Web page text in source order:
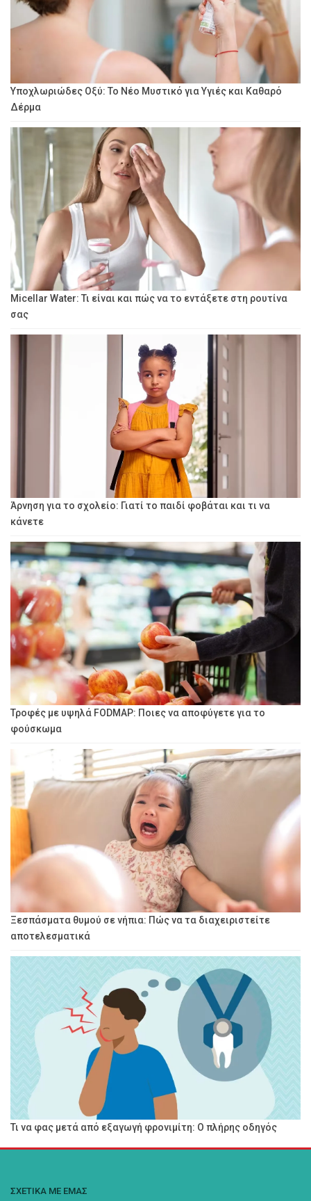
Υποχλωριώδες Οξύ: Το Νέο Μυστικό για Υγιές και Καθαρό
Δέρμα
Micellar Water: Τι είναι και πώς να το εντάξετε στη ρουτίνα
σας
Άρνηση για το σχολείο: Γιατί το παιδί φοβάται και τι να
κάνετε
Τροφές με υψηλά FODMAP: Ποιες να αποφύγετε για το
φούσκωμα
Ξεσπάσματα θυμού σε νήπια: Πώς να τα διαχειριστείτε
αποτελεσματικά
Τι να φας μετά από εξαγωγή φρονιμίτη: Ο πλήρης οδηγός
ΣΧΕΤΙΚΑ ΜΕ ΕΜΑΣ